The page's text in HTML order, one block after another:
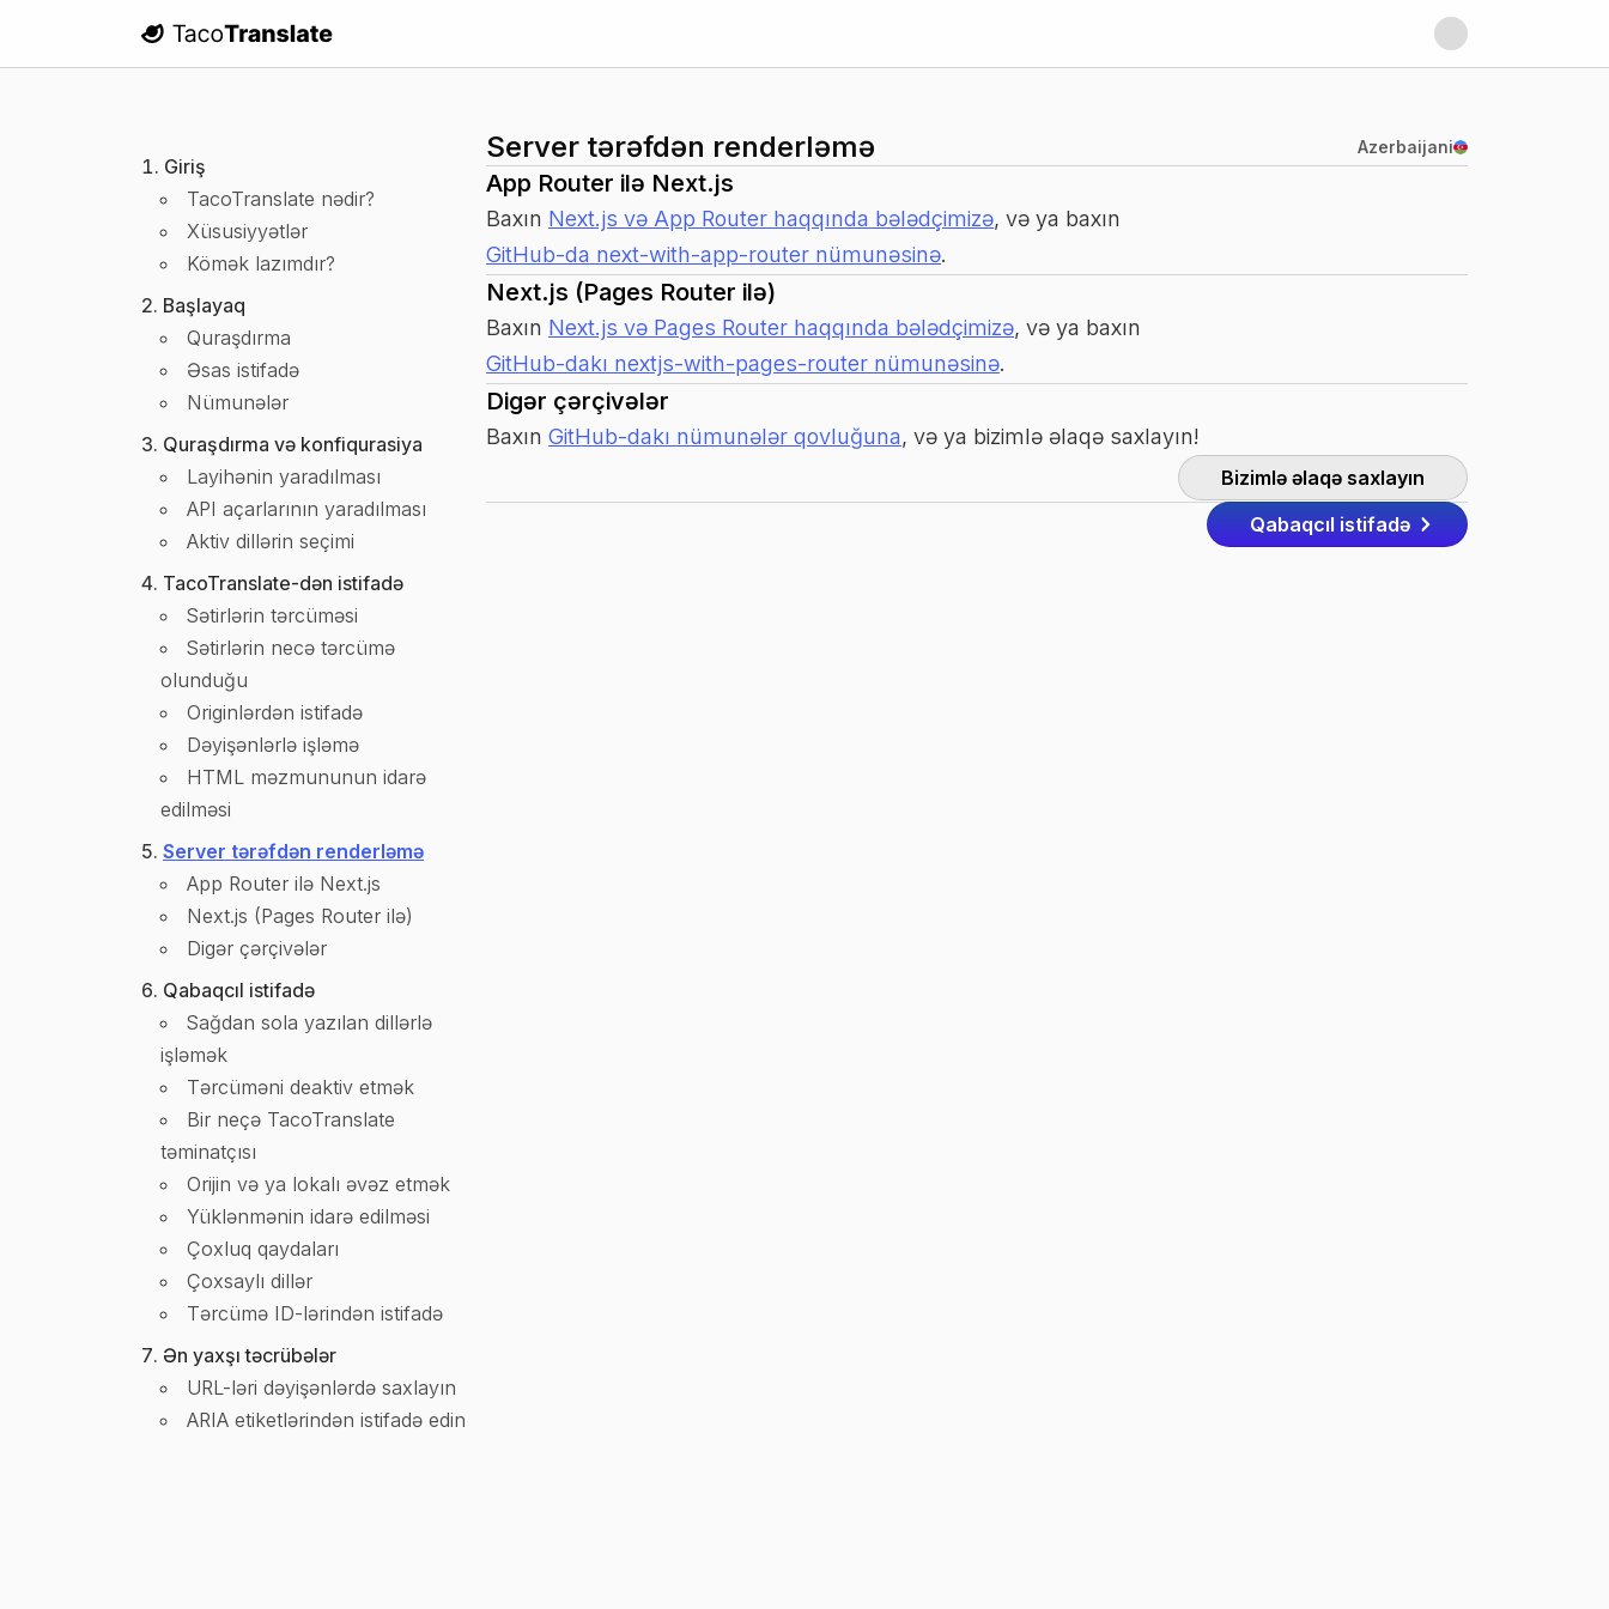
TacoTranslate
Giriş
TacoTranslate nədir?
Xüsusiyyətlər
Kömək lazımdır?
Başlayaq
Quraşdırma
Əsas istifadə
Nümunələr
Quraşdırma və konfiqurasiya
Layihənin yaradılması
API açarlarının yaradılması
Aktiv dillərin seçimi
TacoTranslate-dən istifadə
Sətirlərin tərcüməsi
Sətirlərin necə tərcümə
olunduğu
Originlərdən istifadə
Dəyişənlərlə işləmə
HTML məzmununun idarə
edilməsi
Server tərəfdən renderləmə
App Router ilə Next.js
Next.js (Pages Router ilə)
Digər çərçivələr
Qabaqcıl istifadə
Sağdan sola yazılan dillərlə
işləmək
Tərcüməni deaktiv etmək
Bir neçə TacoTranslate
təminatçısı
Orijin və ya lokalı əvəz etmək
Yüklənmənin idarə edilməsi
Çoxluq qaydaları
Çoxsaylı dillər
Tərcümə ID-lərindən istifadə
Ən yaxşı təcrübələr
URL-ləri dəyişənlərdə saxlayın
ARIA etiketlərindən istifadə edin
Server tərəfdən renderləmə Azerbaijani
App Router ilə Next.js
Baxın Next.js və App Router haqqında bələdçimizə, və ya baxın
GitHub-da next-with-app-router nümunəsinə.
Next.js (Pages Router ilə)
Baxın Next.js və Pages Router haqqında bələdçimizə, və ya baxın
GitHub-dakı nextjs-with-pages-router nümunəsinə.
Digər çərçivələr
BaxınGitHub-dakı nümunələr qovluğuna, və ya bizimlə əlaqə saxlayın!
Bizimlə əlaqə saxlayın
Qabaqcıl istifadə